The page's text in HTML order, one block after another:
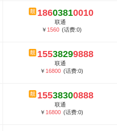
18603810010
联通
￥ 1560 (话费:0)
15538299888
联通
￥ 16800 (话费:0)
15538300888
联通
￥ 16800 (话费:0)